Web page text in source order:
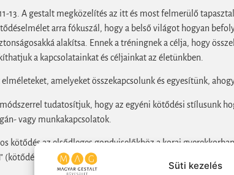
Süti kezelés
13. A gestalt megközelítés az itt és most felmerülő
arra fókuszál, hogy a belső világot hogyan
alakítsa. Ennek a tréningnek a célja, hogy
a kapcsolatainkat és céljainkat az életünkben.
amelyeket összekapcsolunk és egyesítünk,
tudatosítjuk, hogy az egyéni kötődési stílusunk
vagy munkakapcsolatok.
kötődés az elsődleges gondviselőkhöz a korai
(kötődési stílus).